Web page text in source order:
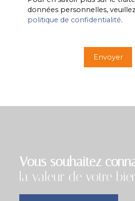
données personnelles,
politique de confidentialité.
Envoyer
Vous souhaitez
la valeur de votre